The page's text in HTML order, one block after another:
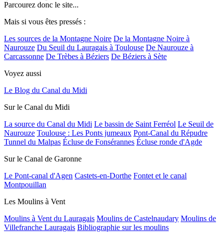
Parcourez donc le site...
Mais si vous êtes pressés :
Les sources de la Montagne Noire De la Montagne Noire à
Naurouze Du Seuil du Lauragais à Toulouse De Naurouze à
Carcassonne De Trèbes à Béziers De Béziers à Sète
Voyez aussi
Le Blog du Canal du Midi
Sur le Canal du Midi
La source du Canal du Midi Le bassin de Saint Ferréol Le Seuil de
Naurouze Toulouse : Les Ponts jumeaux Pont-Canal du Répudre
Tunnel du Malpas Écluse de Fonsérannes Écluse ronde d'Agde
Sur le Canal de Garonne
Le Pont-canal d'Agen Castets-en-Dorthe Fontet et le canal
Montpouillan
Les Moulins à Vent
Moulins à Vent du Lauragais Moulins de Castelnaudary Moulins de
Villefranche Lauragais Bibliographie sur les moulins